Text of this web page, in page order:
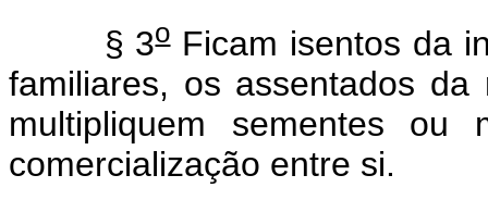
§ 3oFicam isentos da
familiares, os assentados
multipliquem sementes ou
comercialização entre si.